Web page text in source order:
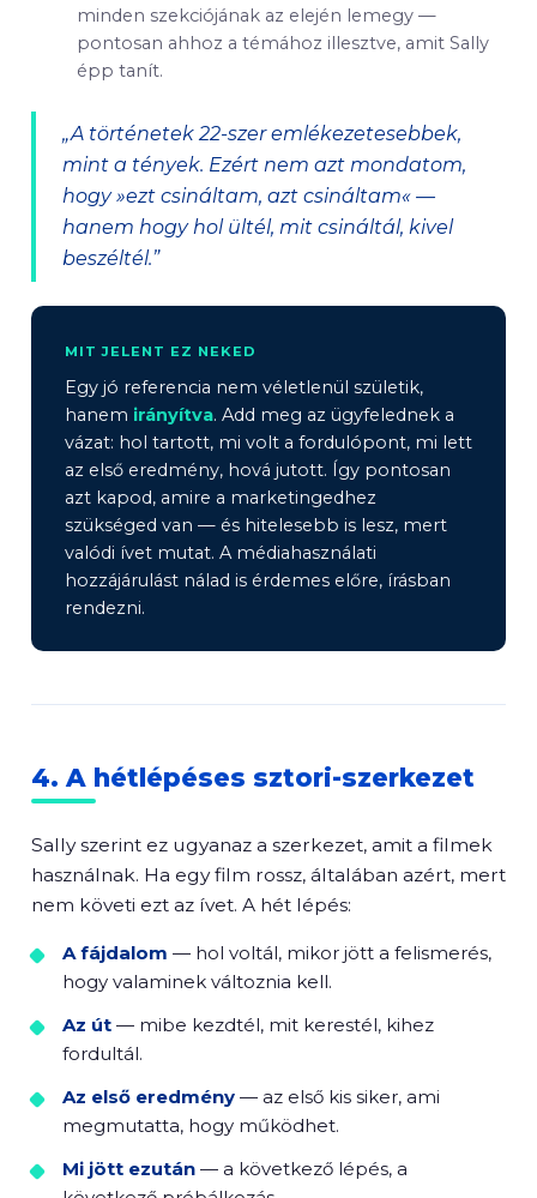
minden szekciójának az elején lemegy —
pontosan ahhoz a témához illesztve, amit Sally
épp tanít.
„A történetek 22-szer emlékezetesebbek,
mint a tények. Ezért nem azt mondatom,
hogy »ezt csináltam, azt csináltam« —
hanem hogy hol ültél, mit csináltál, kivel
beszéltél.”
MIT JELENT EZ NEKED
Egy jó referencia nem véletlenül születik,
hanem irányítva. Add meg az ügyfelednek a
vázat: hol tartott, mi volt a fordulópont, mi lett
az első eredmény, hová jutott. Így pontosan
azt kapod, amire a marketingedhez
szükséged van — és hitelesebb is lesz, mert
valódi ívet mutat. A médiahasználati
hozzájárulást nálad is érdemes előre, írásban
rendezni.
4. A hétlépéses sztori-szerkezet
Sally szerint ez ugyanaz a szerkezet, amit a filmek
használnak. Ha egy film rossz, általában azért, mert
nem követi ezt az ívet. A hét lépés:
A fájdalom — hol voltál, mikor jött a felismerés,
hogy valaminek változnia kell.
Az út — mibe kezdtél, mit kerestél, kihez
fordultál.
Az első eredmény — az első kis siker, ami
megmutatta, hogy működhet.
Mi jött ezután — a következő lépés, a